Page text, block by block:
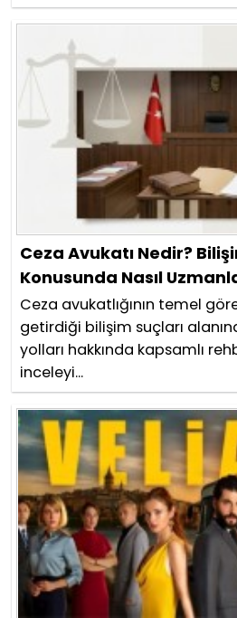
Ceza Avukatı Nedir?
Konusunda Nasıl
Ceza avukatlığının temel
getirdiği bilişim suçları
yolları hakkında kapsamlı
inceleyi...